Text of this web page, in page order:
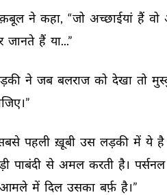
ने कहा, “जो अच्छाईयां हैं वो
जानते हैं या...”
ने जब बलराज को देखा तो
पहली ख़ूबी उस लड़की में ये है
पाबंदी से अमल करती है। पर्सनल
में दिल उसका बर्फ़ है।”